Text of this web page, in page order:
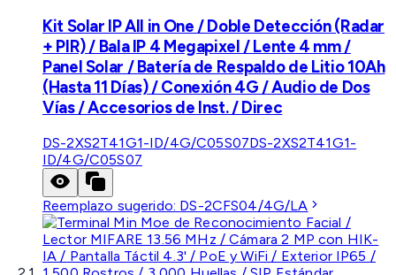
Kit Solar IP All in One / Doble Detección (Radar
+ PIR) / Bala IP 4 Megapixel / Lente 4 mm /
Panel Solar / Batería de Respaldo de Litio 10Ah
(Hasta 11 Días) / Conexión 4G / Audio de Dos
Vías / Accesorios de Inst. / Direc
DS-2XS2T41G1-ID/4G/C05S07DS-2XS2T41G1-
ID/4G/C05S07
Reemplazo sugerido: DS-2CFS04/4G/LA